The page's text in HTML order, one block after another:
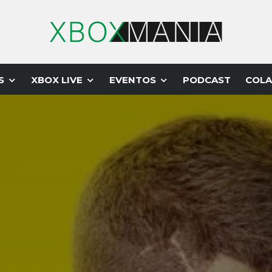
XBOX LIVE EVENTOS PODCAST